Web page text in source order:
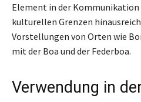
Element in der Kommunikation
kulturellen Grenzen
Vorstellungen von Orten wie
mit der Boa und der Federboa.
Verwendung in